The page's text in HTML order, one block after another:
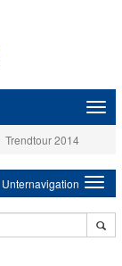
Trendtour 2014
Unternavigation